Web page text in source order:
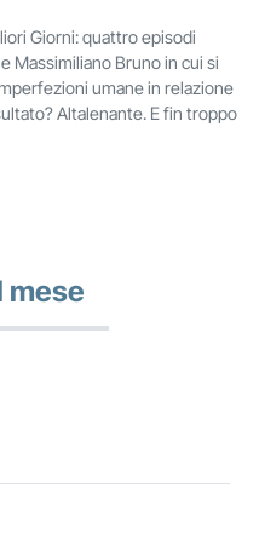
Giorni: quattro episodi
Massimiliano Bruno in cui si
umane in relazione
Altalenante. E fin troppo
mese